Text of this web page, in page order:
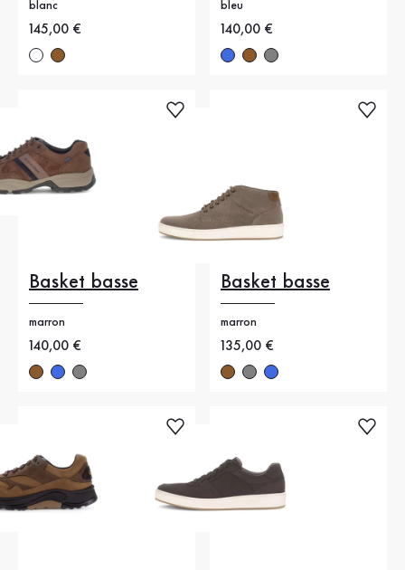
blanc
Nouveau prix
145,00 €
bleu
Nouveau prix
140,00 €
Basket basse
marron
Nouveau prix
140,00 €
Basket basse
marron
Nouveau prix
135,00 €